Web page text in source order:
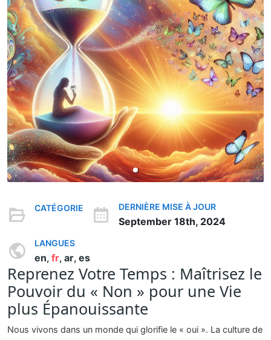
CATÉGORIE DERNIÈRE MISE À JOUR
September 18th, 2024
LANGUES
en, fr, ar, es
Reprenez Votre Temps : Maîtrisez le
Pouvoir du « Non » pour une Vie
plus Épanouissante
Nous vivons dans un monde qui glorifie le « oui ». La culture de